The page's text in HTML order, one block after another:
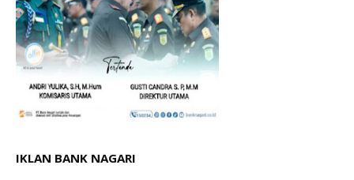
IKLAN BANK NAGARI